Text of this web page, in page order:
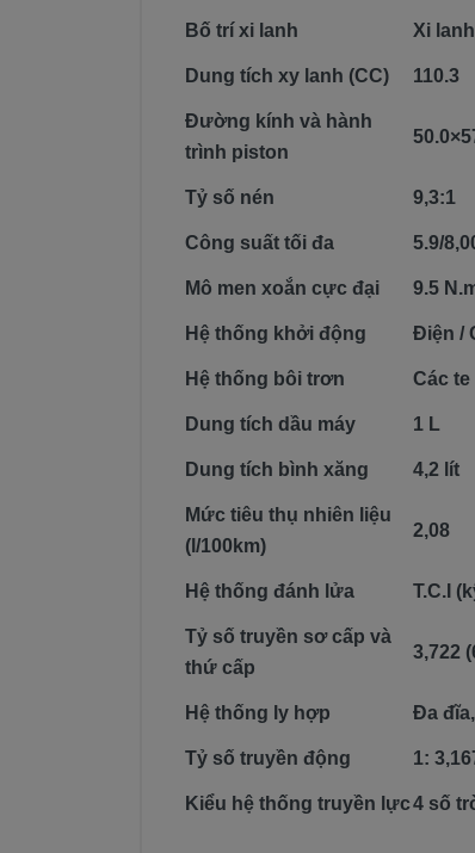
Bố trí xi lanh Xi
Dung tích xy lanh (CC) 110.3
Đường kính và hành
trình piston
Tỷ số nén 9,3:1
Công suất tối đa 5.9/
Mô men xoắn cực đại 9.5
Hệ thống khởi động Điện /
Hệ thống bôi trơn Các
Dung tích dầu máy 1 L
Dung tích bình xăng 4,2 lít
Mức tiêu thụ nhiên liệu
(l/100km)
2,08
Hệ thống đánh lửa T.C.I
Tỷ số truyền sơ cấp và
thứ cấp
3,722
Hệ thống ly hợp Đa
Tỷ số truyền động 1:
Kiểu hệ thống truyền lực4 số